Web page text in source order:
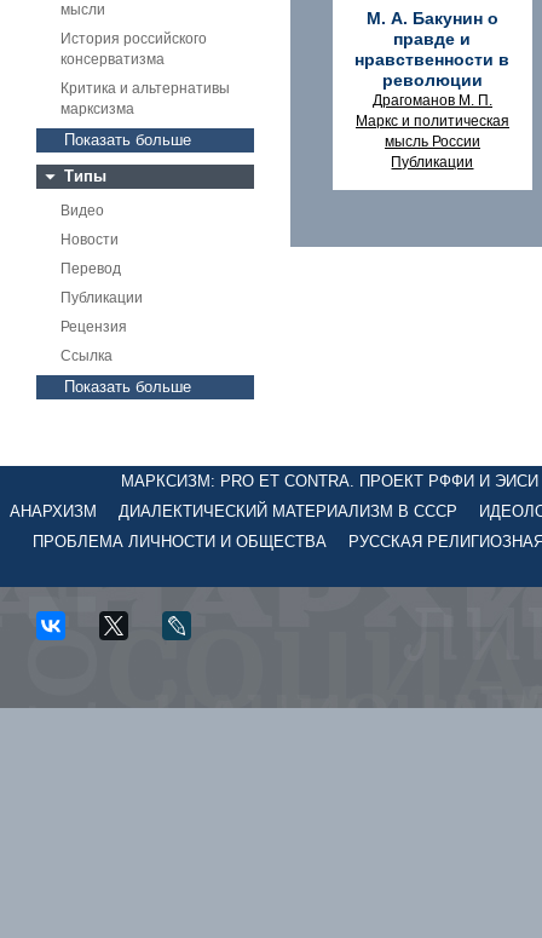
мысли
История российского
консерватизма
Критика и альтернативы
марксизма
Показать больше
Типы
Видео
Новости
Перевод
Публикации
Рецензия
Ссылка
Показать больше
М. А. Бакунин о
правде и
нравственности в
революции
Драгоманов М. П.
Маркс и политическая
мысль России
Публикации
МАРКСИЗМ: PRO ET CONTRA. ПРОЕКТ РФФИ И ЭИСИ
АНАРХИЗМ
ДИАЛЕКТИЧЕСКИЙ МАТЕРИАЛИЗМ В СССР
ПРОБЛЕМА ЛИЧНОСТИ И ОБЩЕСТВА
РУССКАЯ